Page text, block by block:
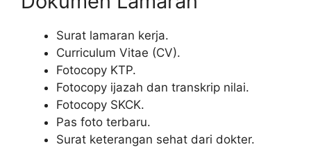
Surat lamaran kerja.
Curriculum Vitae (CV).
Fotocopy KTP.
Fotocopy ijazah dan transkrip nilai.
Fotocopy SKCK.
Pas foto terbaru.
Surat keterangan sehat dari dokter.